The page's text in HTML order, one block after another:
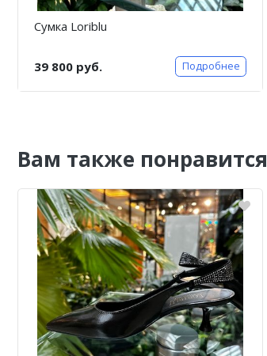
Сумка Loriblu
39 800 руб. Подробнее
Вам также понравится